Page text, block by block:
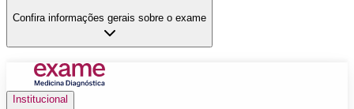
Confira informações gerais sobre o exame
Institucional